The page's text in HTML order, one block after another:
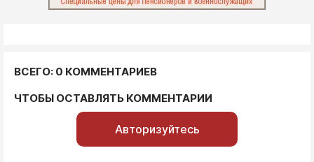
ВСЕГО: 0 КОММЕНТАРИЕВ
ЧТОБЫ ОСТАВЛЯТЬ КОММЕНТАРИИ
Авторизуйтесь